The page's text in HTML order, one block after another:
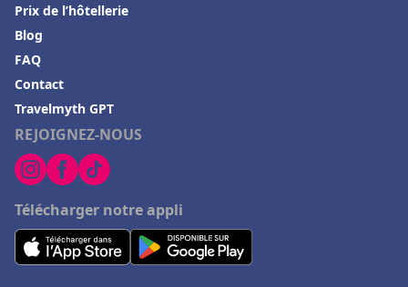
REJOIGNEZ-NOUS
Télécharger notre appli
Prix de l’hôtellerie
Blog
FAQ
Contact
Travelmyth GPT